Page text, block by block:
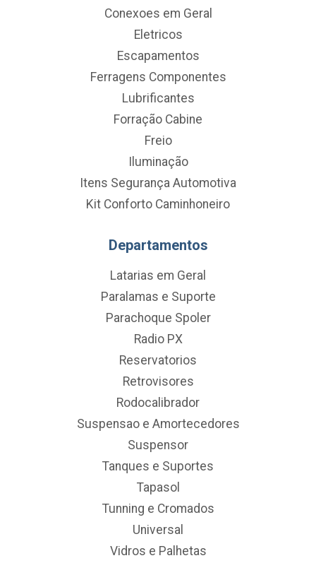
Conexoes em Geral
Eletricos
Escapamentos
Ferragens Componentes
Lubrificantes
Forração Cabine
Freio
Iluminação
Itens Segurança Automotiva
Kit Conforto Caminhoneiro
Departamentos
Latarias em Geral
Paralamas e Suporte
Parachoque Spoler
Radio PX
Reservatorios
Retrovisores
Rodocalibrador
Suspensao e Amortecedores
Suspensor
Tanques e Suportes
Tapasol
Tunning e Cromados
Universal
Vidros e Palhetas